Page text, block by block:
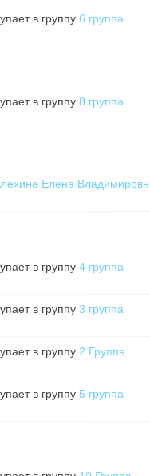
в группу 6 группа
в группу 8 группа
Елена
в группу 4 группа
в группу 3 группа
в группу 2 Группа
в группу 5 группа